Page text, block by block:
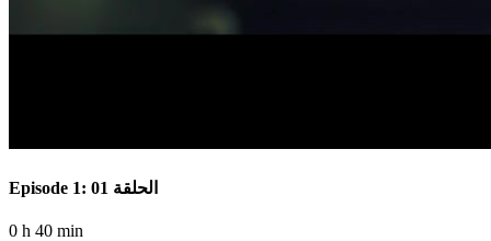
Episode 1: الحلقة 01
0 h 40 min